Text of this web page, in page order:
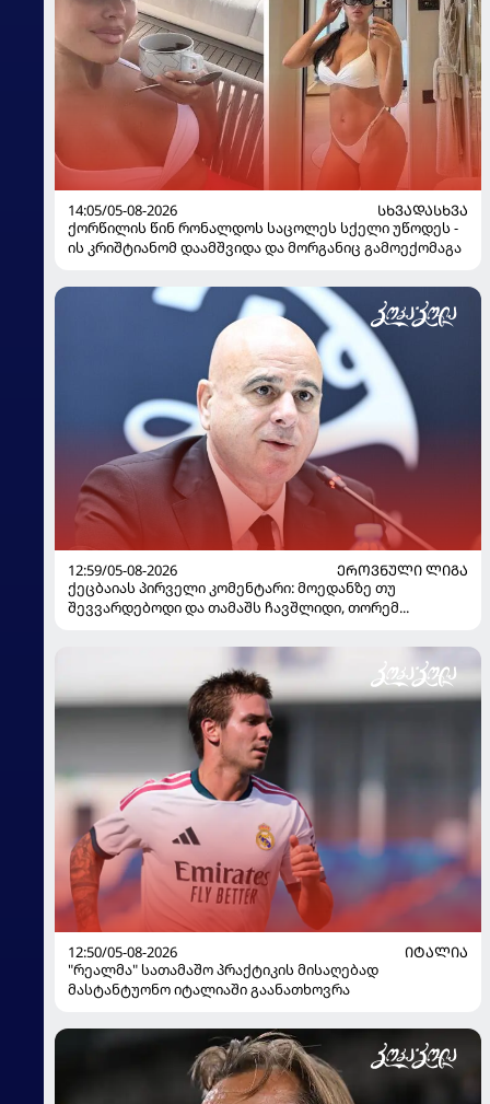
14:05/05-08-2026
ᲡᲮᲕᲐᲓᲐᲡᲮᲕᲐ
ქორწილის წინ რონალდოს საცოლეს სქელი უწოდეს -
ის კრიშტიანომ დაამშვიდა და მორგანიც გამოექომაგა
12:59/05-08-2026
ᲔᲠᲝᲕᲜᲣᲚᲘ ᲚᲘᲒᲐ
ქეცბაიას პირველი კომენტარი: მოედანზე თუ
შევვარდებოდი და თამაშს ჩავშლიდი, თორემ...
12:50/05-08-2026
ᲘᲢᲐᲚᲘᲐ
"რეალმა" სათამაშო პრაქტიკის მისაღებად
მასტანტუონო იტალიაში გაანათხოვრა